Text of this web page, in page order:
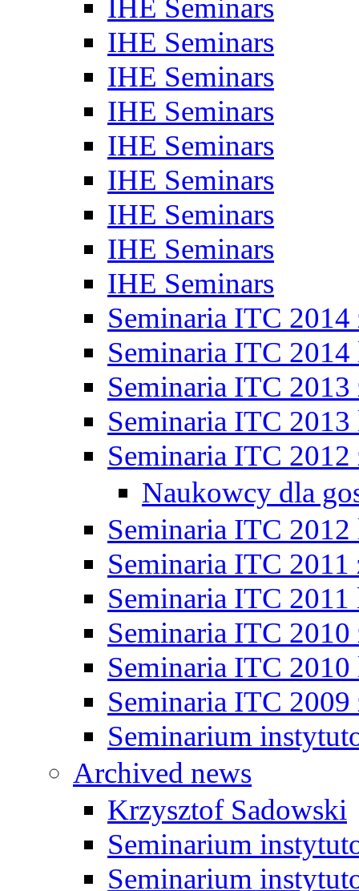
IHE Seminars
IHE Seminars
IHE Seminars
IHE Seminars
IHE Seminars
IHE Seminars
IHE Seminars
IHE Seminars
IHE Seminars
Seminaria ITC 2014
Seminaria ITC 2014
Seminaria ITC 2013
Seminaria ITC 2013
Seminaria ITC 2012
Naukowcy dla
Seminaria ITC 2012
Seminaria ITC 2011
Seminaria ITC 2011
Seminaria ITC 2010
Seminaria ITC 2010
Seminaria ITC 2009
Seminarium
Archived news
Krzysztof Sadowski
Seminarium
Seminarium